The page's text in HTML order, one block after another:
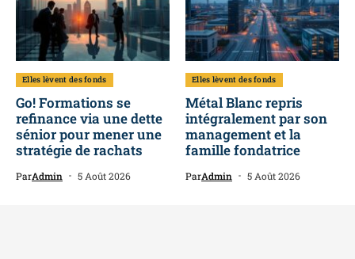
Elles lèvent des fonds
Go! Formations se
refinance via une dette
sénior pour mener une
stratégie de rachats
ParAdmin 5 Août 2026
Elles lèvent des fonds
Métal Blanc repris
intégralement par son
management et la
famille fondatrice
ParAdmin 5 Août 2026